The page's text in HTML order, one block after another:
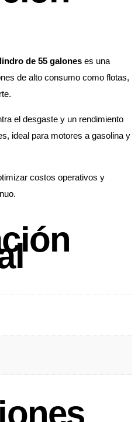
de 55 galones es una
de alto consumo como flotas,
el desgaste y un rendimiento
ideal para motores a gasolina y
costos operativos y